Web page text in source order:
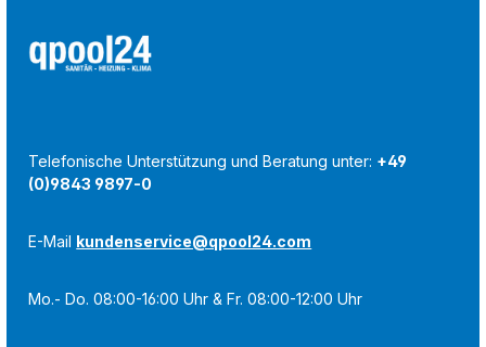
Telefonische Unterstützung und Beratung unter: +49
(0)9843 9897-0
E-Mail kundenservice@qpool24.com
Mo.- Do. 08:00-16:00 Uhr & Fr. 08:00-12:00 Uhr